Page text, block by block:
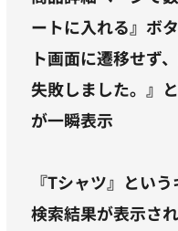
ートに入れる』ボ
ト画面に遷移せず
失敗しました。』
が一瞬表示
『Tシャツ』とい
検索結果が表示さ